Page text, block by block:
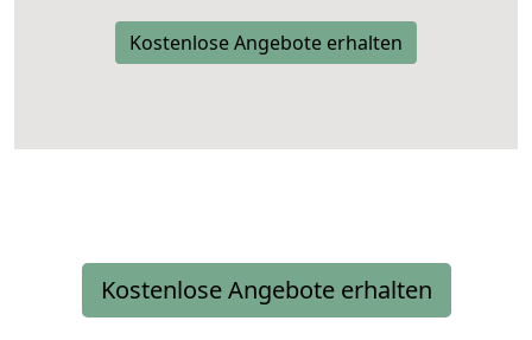
Kostenlose Angebote erhalten
Kostenlose Angebote erhalten